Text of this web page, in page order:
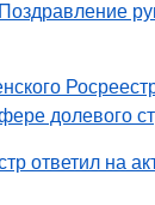
долевого
ответил на